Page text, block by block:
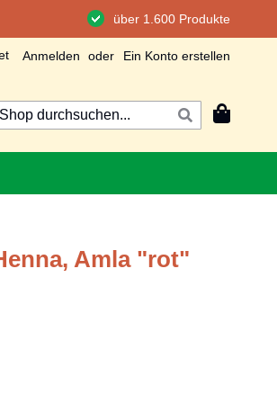
über 1.600 Produkte
Anmelden Ein Konto erstellen
Mein
Amla "rot"